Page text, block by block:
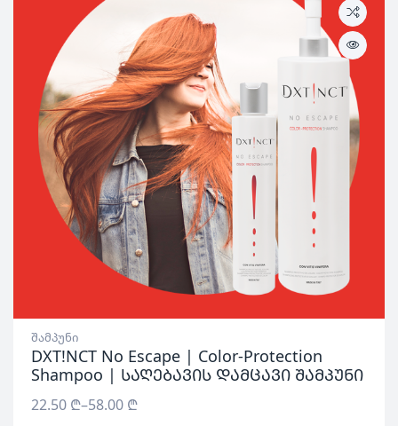
შამპუნი
DXT!NCT No Escape | Color-Protection
Shampoo | საღებავის დამცავი შამპუნი
22.50 ₾–58.00 ₾